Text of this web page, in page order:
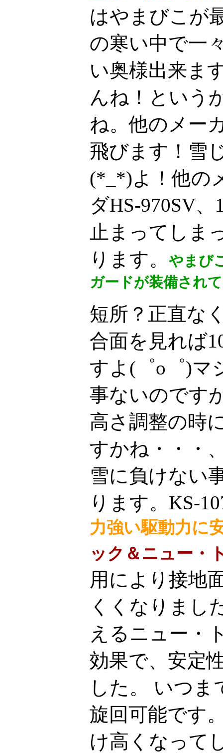
はやまびこが
の寒い中で一
い奥様出来ま
んね！という
ね。他のメー
飛びます！雪
(*_*)よ！他の
ダHS-970SV
止まってしま
ります。
やまび
ガードが装備され
短所？正直な
合面を見れば
すよ(゜o゜)マ
事ないのです
高さ調整の時
すかね・・・
雪に負けない
ります。KS-
力強い駆動力に
ック＆ニュー・
用により接地
くくなりまし
えるニュー・
効果で、安定
した。 いつ
旋回可能です
け高くなって